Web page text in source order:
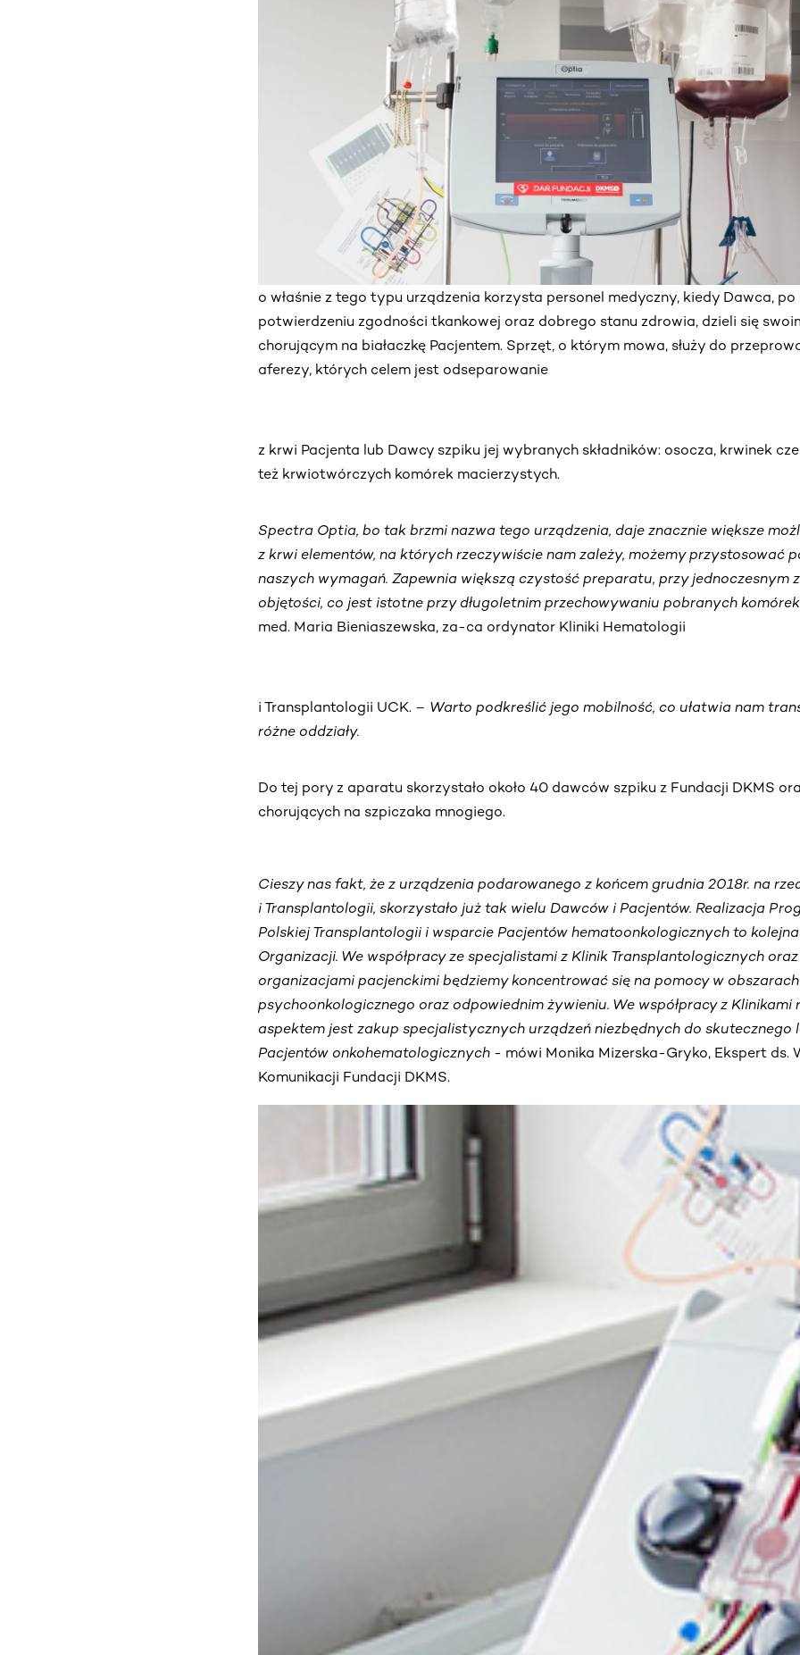
o właśnie z tego typu urządzenia korzysta personel medyczny, kiedy Dawca, po
potwierdzeniu zgodności tkankowej oraz dobrego stanu zdrowia, dzieli się
chorującym na białaczkę Pacjentem. Sprzęt, o którym mowa, służy do
aferezy, których celem jest odseparowanie
z krwi Pacjenta lub Dawcy szpiku jej wybranych składników: osocza, krwinek
też krwiotwórczych komórek macierzystych.
Spectra Optia, bo tak brzmi nazwa tego urządzenia, daje znacznie większe
z krwi elementów, na których rzeczywiście nam zależy, możemy przystosować
naszych wymagań. Zapewnia większą czystość preparatu, przy jednoczesnym
objętości, co jest istotne przy długoletnim przechowywaniu pobranych komórek
med. Maria Bieniaszewska, za-ca ordynator Kliniki Hematologii
i Transplantologii UCK. – Warto podkreślić jego mobilność, co ułatwia nam
różne oddziały.
Do tej pory z aparatu skorzystało około 40 dawców szpiku z Fundacji DKMS
chorujących na szpiczaka mnogiego.
Cieszy nas fakt, że z urządzenia podarowanego z końcem grudnia 2018r. na
i Transplantologii, skorzystało już tak wielu Dawców i Pacjentów. Realizacja
Polskiej Transplantologii i wsparcie Pacjentów hematoonkologicznych to
Organizacji. We współpracy ze specjalistami z Klinik Transplantologicznych
organizacjami pacjenckimi będziemy koncentrować się na pomocy w
psychoonkologicznego oraz odpowiednim żywieniu. We współpracy z
aspektem jest zakup specjalistycznych urządzeń niezbędnych do skutecznego
Pacjentów onkohematologicznych - mówi Monika Mizerska-Gryko, Ekspert ds.
Komunikacji Fundacji DKMS.